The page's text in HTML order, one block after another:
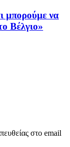
μπορούμε να
Βέλγιο»
στο email